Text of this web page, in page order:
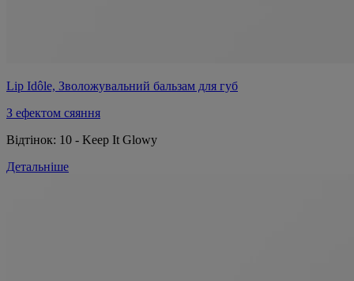
Lip Idôle, Зволожувальний бальзам для губ
З ефектом сяяння
Відтінок: 10 - Keep It Glowy
Детальніше